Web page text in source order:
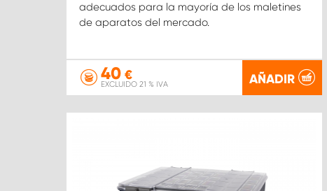
adecuados para la mayoría de los maletines
de aparatos del mercado.
40 €
EXCLUIDO 21 % IVA AÑADIR